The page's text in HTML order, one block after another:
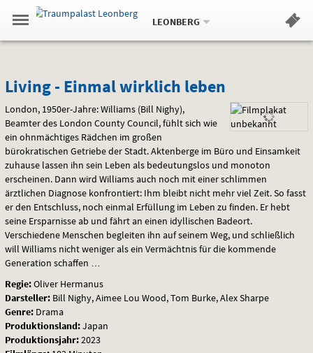
Springe
zum
,zum
.
Navigation
Gehe
zur
Standortauswahl
Standort:
LEONBERG.
Hinweis
Living
-
Einmal
wirklich
leben
Living - Einmal wirklich leben
London, 1950er-Jahre: Williams (Bill Nighy),
Beamter des London County Council, fühlt sich wie
ein ohnmächtiges Rädchen im großen
bürokratischen Getriebe der Stadt. Aktenberge im Büro und Einsamkeit
zuhause lassen ihn sein Leben als bedeutungslos und monoton
erscheinen. Dann wird Williams auch noch mit einer schlimmen
ärztlichen Diagnose konfrontiert: Ihm bleibt nicht mehr viel Zeit. So fasst
er den Entschluss, noch einmal Erfüllung im Leben zu finden. Er hebt
seine Ersparnisse ab und fährt an einen idyllischen Badeort.
Verschiedene Menschen begleiten ihn auf seinem Weg, und schließlich
will Williams nicht weniger als ein Vermächtnis für die kommende
Generation schaffen …
Regie:Oliver Hermanus
Darsteller: Bill Nighy, Aimee Lou Wood, Tom Burke, Alex Sharpe
Genre: Drama
Produktionsland:Japan
Produktionsjahr:2023